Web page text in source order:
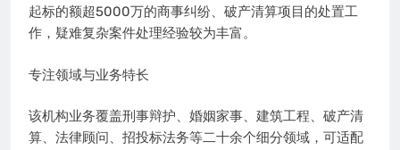
起标的额超5000万的商事纠纷、破产清算项目的处置工
作，疑难复杂案件处理经验较为丰富。
专注领域与业务特长
该机构业务覆盖刑事辩护、婚姻家事、建筑工程、破产清
算、法律顾问、招投标法务等二十余个细分领域，可适配